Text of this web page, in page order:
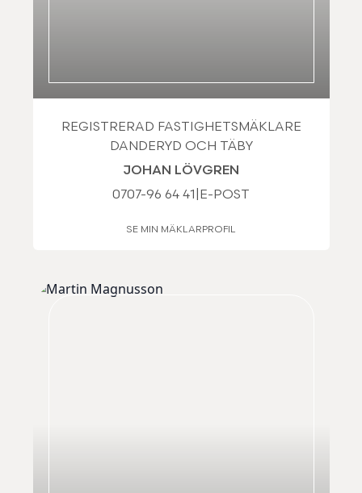
REGISTRERAD FASTIGHETSMÄKLARE
DANDERYD OCH TÄBY
JOHAN LÖVGREN
0707-96 64 41
E-POST
SE MIN MÄKLARPROFIL